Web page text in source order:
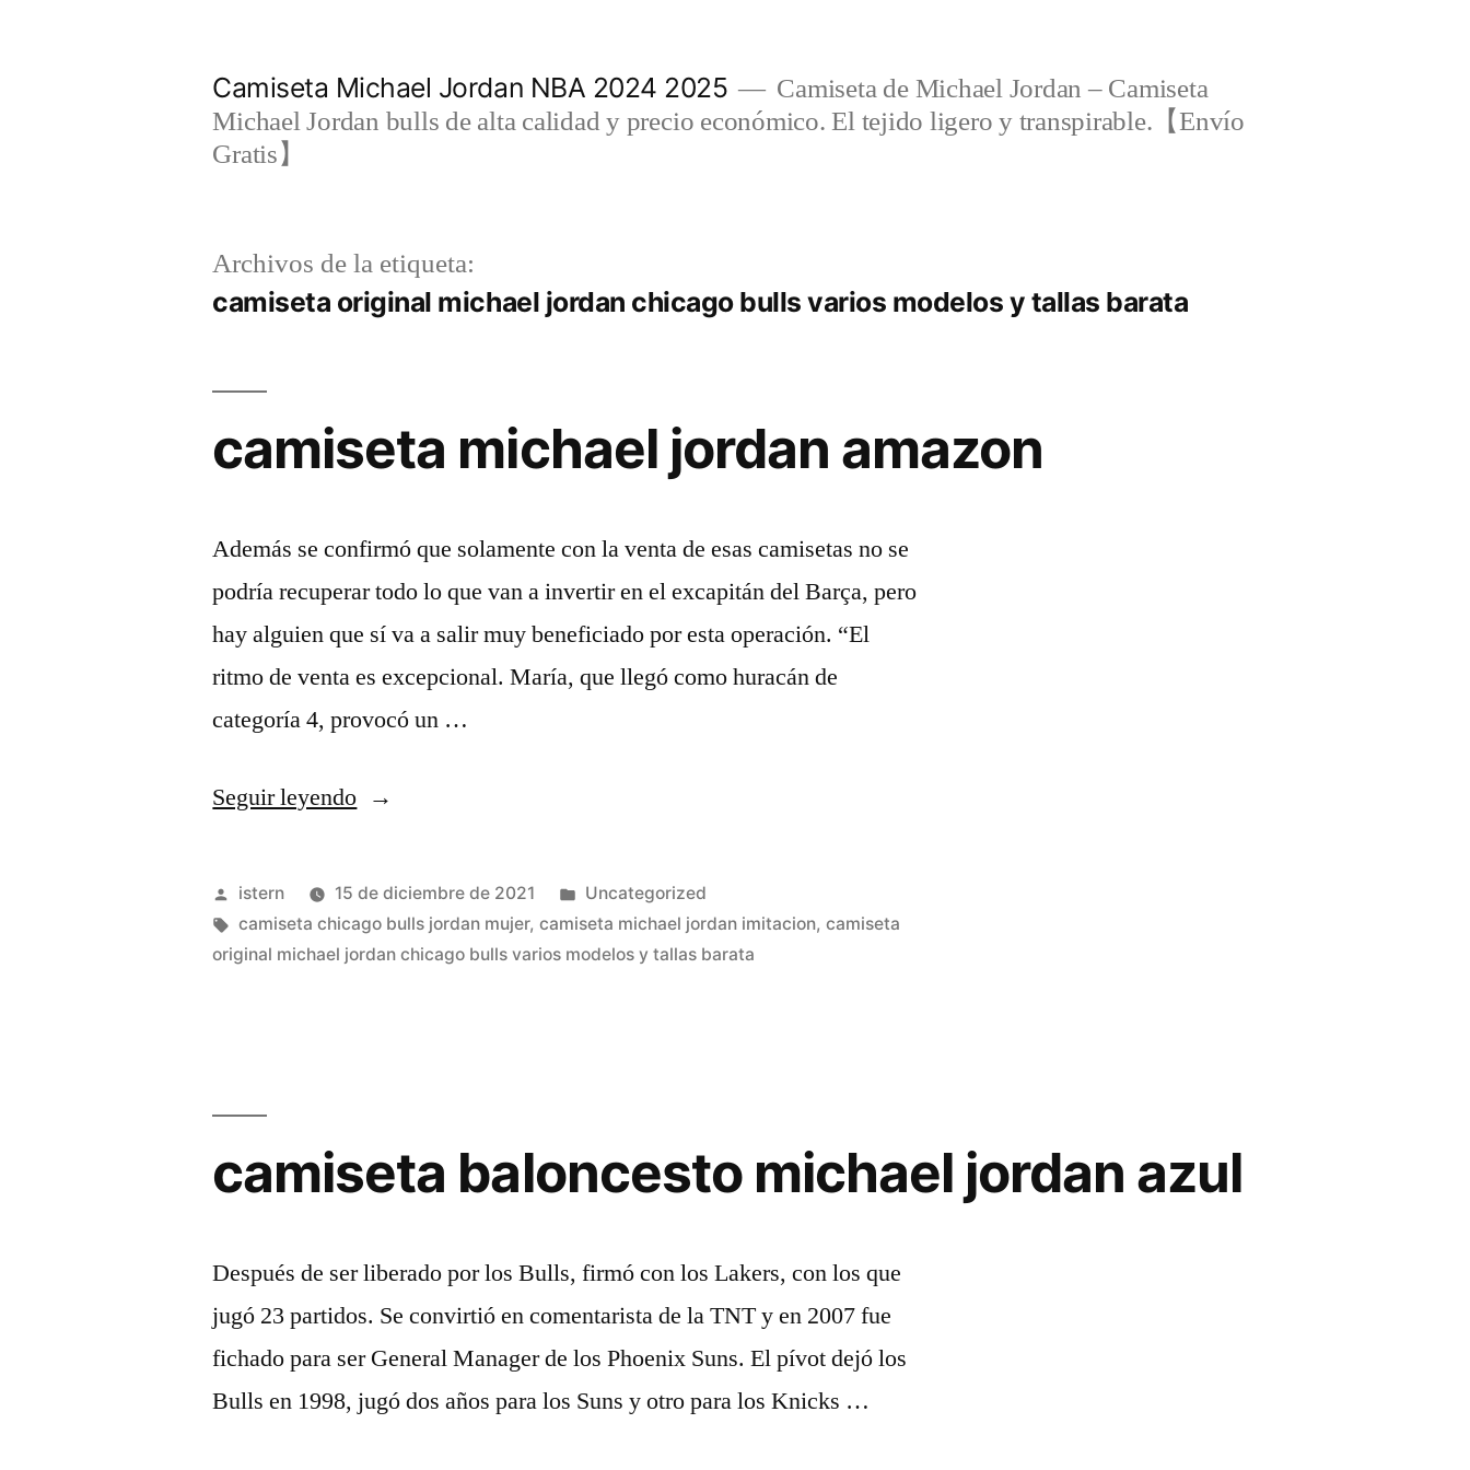
Camiseta Michael Jordan NBA 2024 2025
Camiseta de Michael Jordan – Camiseta
Michael Jordan bulls de alta calidad y precio económico. El tejido ligero y transpirable.【Envío
Gratis】
Archivos de la etiqueta:
camiseta original michael jordan chicago bulls varios modelos y tallas barata
camiseta michael jordan amazon
Además se confirmó que solamente con la venta de esas camisetas no se
podría recuperar todo lo que van a invertir en el excapitán del Barça, pero
hay alguien que sí va a salir muy beneficiado por esta operación. “El
ritmo de venta es excepcional. María, que llegó como huracán de
categoría 4, provocó un …
Seguir leyendo«camiseta
jordan
amazon»
Publicado
por
istern 15 de diciembre de 2021
Publicado
en
Uncategorized
Etiquetas:
camiseta chicago bulls jordan mujer,camiseta michael jordan imitacion,camiseta
original michael jordan chicago bulls varios modelos y tallas barata
camiseta baloncesto michael jordan azul
Después de ser liberado por los Bulls, firmó con los Lakers, con los que
jugó 23 partidos. Se convirtió en comentarista de la TNT y en 2007 fue
fichado para ser General Manager de los Phoenix Suns. El pívot dejó los
Bulls en 1998, jugó dos años para los Suns y otro para los Knicks …